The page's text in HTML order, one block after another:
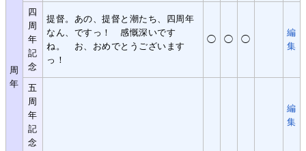
周
年
四
周
年
記
念
提督。あの、提督と潮たち、四周年
なん、ですっ！ 感慨深いです
ね。 お、おめでとうございます
っ！
◯ ◯ ◯
編
集
五
周
年
記
念
編
集